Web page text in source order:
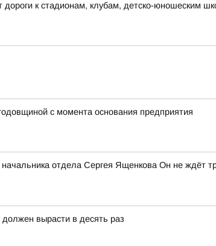
к стадионам, клубам, детско-юношеским
с момента основания предприятия
отдела Сергея Ященкова Он не ждёт
вырасти в десять раз